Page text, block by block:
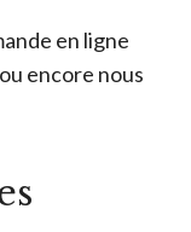
en ligne
ou encore nous